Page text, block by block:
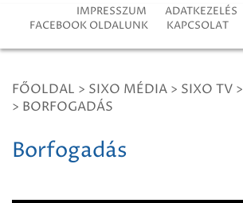
IMPRESSZUM ADATKEZELÉS
FACEBOOK OLDALUNK
KAPCSOLAT
FŐOLDAL > SIXO MÉDIA > SIXO TV >
> BORFOGADÁS
Borfogadás